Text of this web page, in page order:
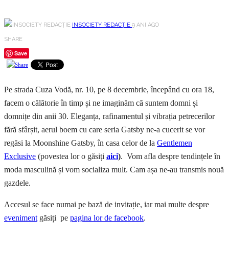
INSOCIETY REDACȚIE 9 ANI AGO
SHARE
Save
Pe strada Cuza Vodă, nr. 10, pe 8 decembrie, începând cu ora 18,
facem o călătorie în timp și ne imaginăm că suntem domni și
domnițe din anii 30. Eleganța, rafinamentul și vibrația petrecerilor
fără sfârșit, aerul boem cu care seria Gatsby ne-a cucerit se vor
regăsi la Moonshine Gatsby, în casa celor de la Gentlemen
Exclusive (povestea lor o găsiți aici). Vom afla despre tendințele în
moda masculină și vom socializa mult. Cam așa ne-au transmis nouă
gazdele.
Accesul se face numai pe bază de invitație, iar mai multe despre
evenimentgăsiți pe pagina lor de facebook.